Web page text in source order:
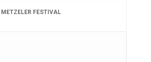
METZELER FESTIVAL